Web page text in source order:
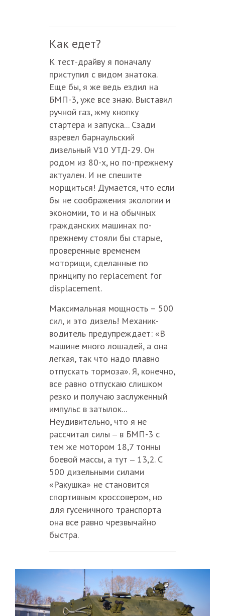
Как едет?
К тест-драйву я поначалу
приступил с видом знатока.
Еще бы, я же ведь ездил на
БМП-3, уже все знаю. Выставил
ручной газ, жму кнопку
стартера и запуска... Сзади
взревел барнаульский
дизельный V10 УТД-29. Он
родом из 80-х, но по-прежнему
актуален. И не спешите
морщиться! Думается, что если
бы не соображения экологии и
экономии, то и на обычных
гражданских машинах по-
прежнему стояли бы старые,
проверенные временем
моторищи, сделанные по
принципу no replacement for
displacement.
Максимальная мощность – 500
сил, и это дизель! Механик-
водитель предупреждает: «В
машине много лошадей, а она
легкая, так что надо плавно
отпускать тормоза». Я, конечно,
все равно отпускаю слишком
резко и получаю заслуженный
импульс в затылок...
Неудивительно, что я не
рассчитал силы –в БМП-3 с
тем же мотором 18,7 тонны
боевой массы, а тут –13,2. С
500 дизельными силами
«Ракушка» не становится
спортивным кроссовером, но
для гусеничного транспорта
она все равно чрезвычайно
быстра.